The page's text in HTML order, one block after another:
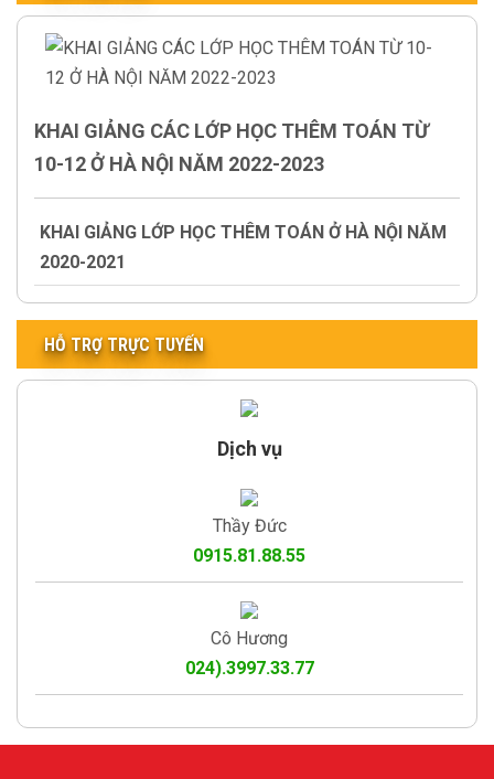
KHAI GIẢNG CÁC LỚP HỌC THÊM TOÁN TỪ
10-12 Ở HÀ NỘI NĂM 2022-2023
KHAI GIẢNG LỚP HỌC THÊM TOÁN Ở HÀ NỘI NĂM
2020-2021
HỖ TRỢ TRỰC TUYẾN
Dịch vụ
Thầy Đức
0915.81.88.55
Cô Hương
024).3997.33.77